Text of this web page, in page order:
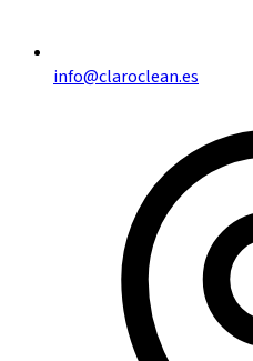
info@claroclean.es